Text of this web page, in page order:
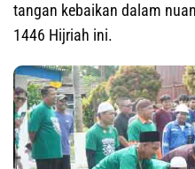
tangan kebaikan dalam
1446 Hijriah ini.